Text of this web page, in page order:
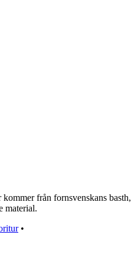
från fornsvenskans
material.
•